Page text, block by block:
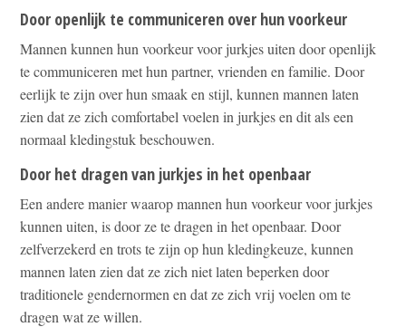
Door openlijk te communiceren over hun voorkeur
Mannen kunnen hun voorkeur voor jurkjes uiten door openlijk
te communiceren met hun partner, vrienden en familie. Door
eerlijk te zijn over hun smaak en stijl, kunnen mannen laten
zien dat ze zich comfortabel voelen in jurkjes en dit als een
normaal kledingstuk beschouwen.
Door het dragen van jurkjes in het openbaar
Een andere manier waarop mannen hun voorkeur voor jurkjes
kunnen uiten, is door ze te dragen in het openbaar. Door
zelfverzekerd en trots te zijn op hun kledingkeuze, kunnen
mannen laten zien dat ze zich niet laten beperken door
traditionele gendernormen en dat ze zich vrij voelen om te
dragen wat ze willen.